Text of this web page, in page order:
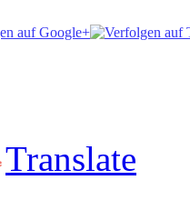
Translate